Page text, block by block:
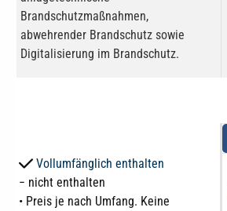
Brandschutzmaßnahmen,
abwehrender Brandschutz sowie
Digitalisierung im Brandschutz.
Vollumfänglich enthalten
− nicht enthalten
• Preis je nach Umfang. Keine